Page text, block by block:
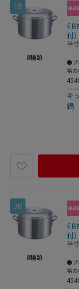
19
8種類
付
半
●プ
裕
ち
に
熱
か
作
に
キ
鍋
20
8種類
付
半
●プ
裕
ち